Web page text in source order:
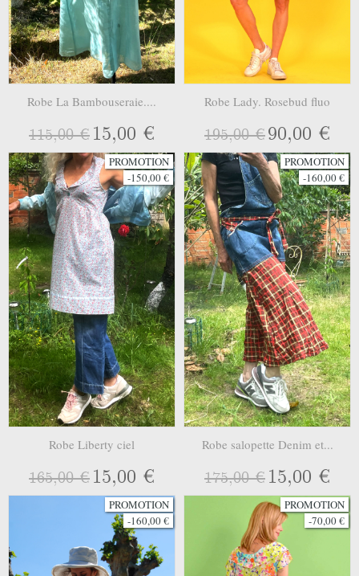
Robe La Bambouseraie....
115,00 € 15,00 €
Robe Lady. Rosebud fluo
195,00 €90,00 €
PROMOTION
-150,00 €
Robe Liberty ciel
165,00 € 15,00 €
PROMOTION
-160,00 €
Robe salopette Denim et...
175,00 € 15,00 €
PROMOTION
-160,00 €
PROMOTION
-70,00 €